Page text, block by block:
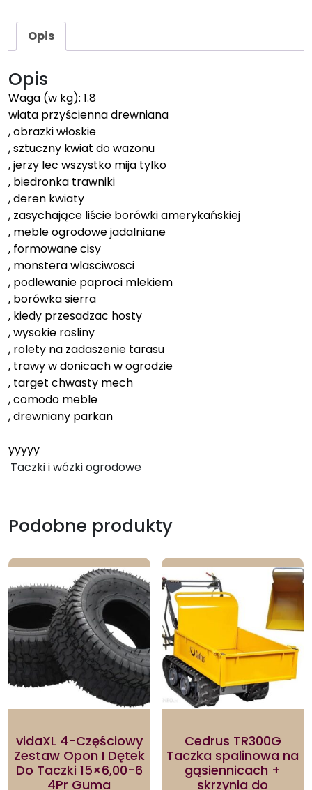
Opis
Opis
Waga (w kg): 1.8
wiata przyścienna drewniana
, obrazki włoskie
, sztuczny kwiat do wazonu
, jerzy lec wszystko mija tylko
, biedronka trawniki
, deren kwiaty
, zasychające liście borówki amerykańskiej
, meble ogrodowe jadalniane
, formowane cisy
, monstera wlasciwosci
, podlewanie paproci mlekiem
, borówka sierra
, kiedy przesadzac hosty
, wysokie rosliny
, rolety na zadaszenie tarasu
, trawy w donicach w ogrodzie
, target chwasty mech
, comodo meble
, drewniany parkan
yyyyy
Taczki i wózki ogrodowe
Podobne produkty
vidaXL 4-Częściowy
Zestaw Opon I Dętek
Do Taczki 15×6,00-6
4Pr Guma
Cedrus TR300G
Taczka spalinowa na
gąsiennicach +
skrzynia do